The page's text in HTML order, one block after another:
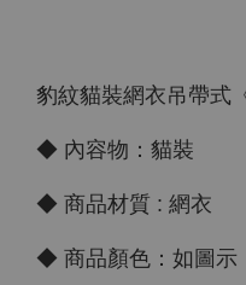
豹紋貓裝網衣吊帶式
◆ 內容物：貓裝
◆ 商品材質 : 網衣
◆ 商品顏色：如圖示